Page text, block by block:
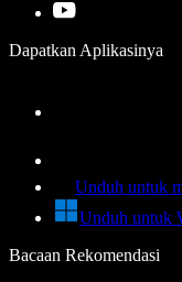
Dapatkan Aplikasinya
Unduh untuk
Unduh untuk
Bacaan Rekomendasi